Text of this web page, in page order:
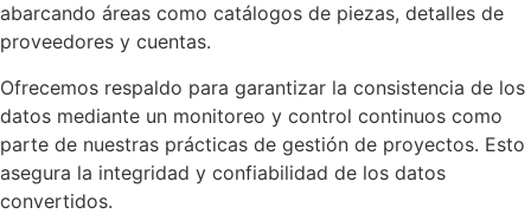
abarcando áreas como catálogos de piezas, detalles de
proveedores y cuentas.
Ofrecemos respaldo para garantizar la consistencia de los
datos mediante un monitoreo y control continuos como
parte de nuestras prácticas de gestión de proyectos. Esto
asegura la integridad y confiabilidad de los datos
convertidos.